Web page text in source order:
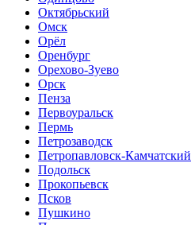
Октябрьский
Омск
Орёл
Оренбург
Орехово-Зуево
Орск
Пенза
Первоуральск
Пермь
Петрозаводск
Петропавловск-Камчатский
Подольск
Прокопьевск
Псков
Пушкино